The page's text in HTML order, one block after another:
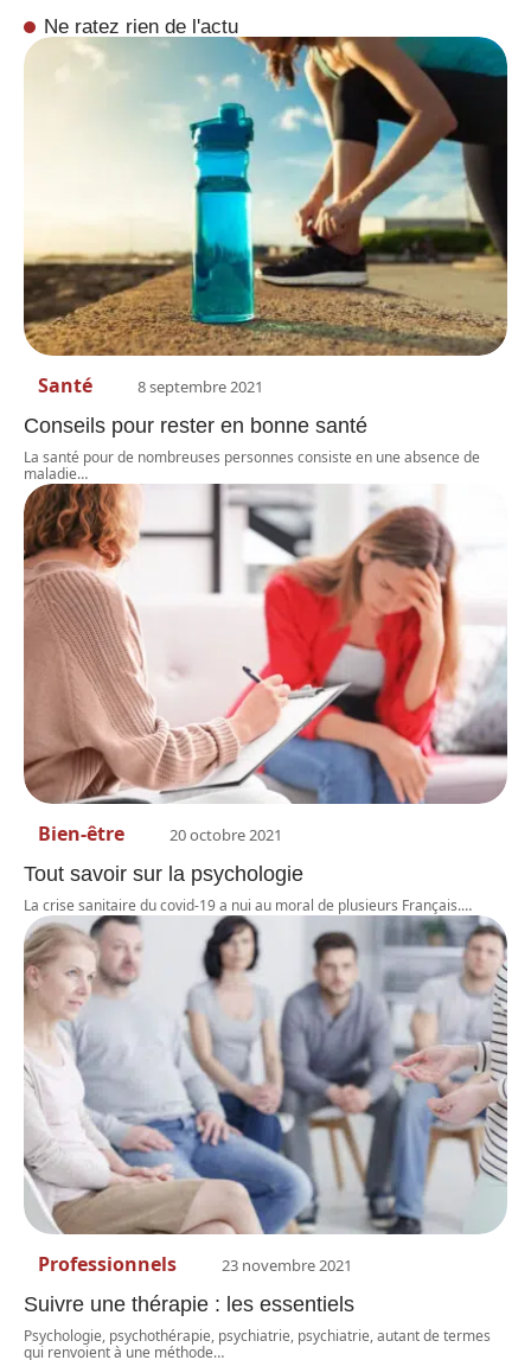
Ne ratez rien de l'actu
Santé 8 septembre 2021
Conseils pour rester en bonne santé
La santé pour de nombreuses personnes consiste en une absence de
maladie…
Bien-être 20 octobre 2021
Tout savoir sur la psychologie
La crise sanitaire du covid-19 a nui au moral de plusieurs Français.…
Professionnels 23 novembre 2021
Suivre une thérapie : les essentiels
Psychologie, psychothérapie, psychiatrie, psychiatrie, autant de termes
qui renvoient à une méthode…